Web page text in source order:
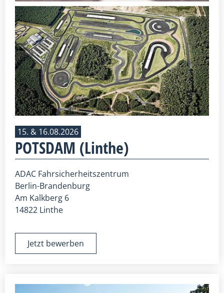
15. & 16.08.2026
POTSDAM (Linthe)
ADAC Fahrsicherheitszentrum
Berlin-Brandenburg
Am Kalkberg 6
14822 Linthe
Jetzt bewerben